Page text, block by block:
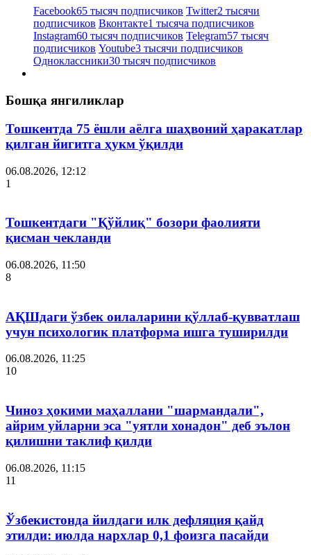
Facebook65 тысяч подписчиков Twitter2 тысячи
подписчиков Вконтакте1 тысяча подписчиков
Instagram60 тысяч подписчиков Telegram57 тысяч
подписчиков Youtube3 тысячи подписчиков
Одноклассники30 тысяч подписчиков
Бошқа янгиликлар
Тошкентда 75 ёшли аёлга шаҳвоний ҳаракатлар
қилган йигитга ҳукм ўқилди
06.08.2026, 12:12
1
Тошкентдаги "Қўйлиқ" бозори фаолияти
қисман чекланди
06.08.2026, 11:50
8
АҚШдаги ўзбек оилаларини қўллаб-қувватлаш
учун психологик платформа ишга туширилди
06.08.2026, 11:25
10
Чиноз ҳокими маҳаллани "шармандали",
айрим уйларни эса "уятли хонадон" деб эълон
қилишни таклиф қилди
06.08.2026, 11:15
11
Ўзбекистонда йилдаги илк дефляция қайд
этилди: июлда нархлар 0,1 фоизга пасайди